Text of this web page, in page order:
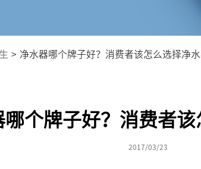
> 净水器哪个牌子好？消费者该怎么选择净水
个牌子好？消费者该
2017/03/23